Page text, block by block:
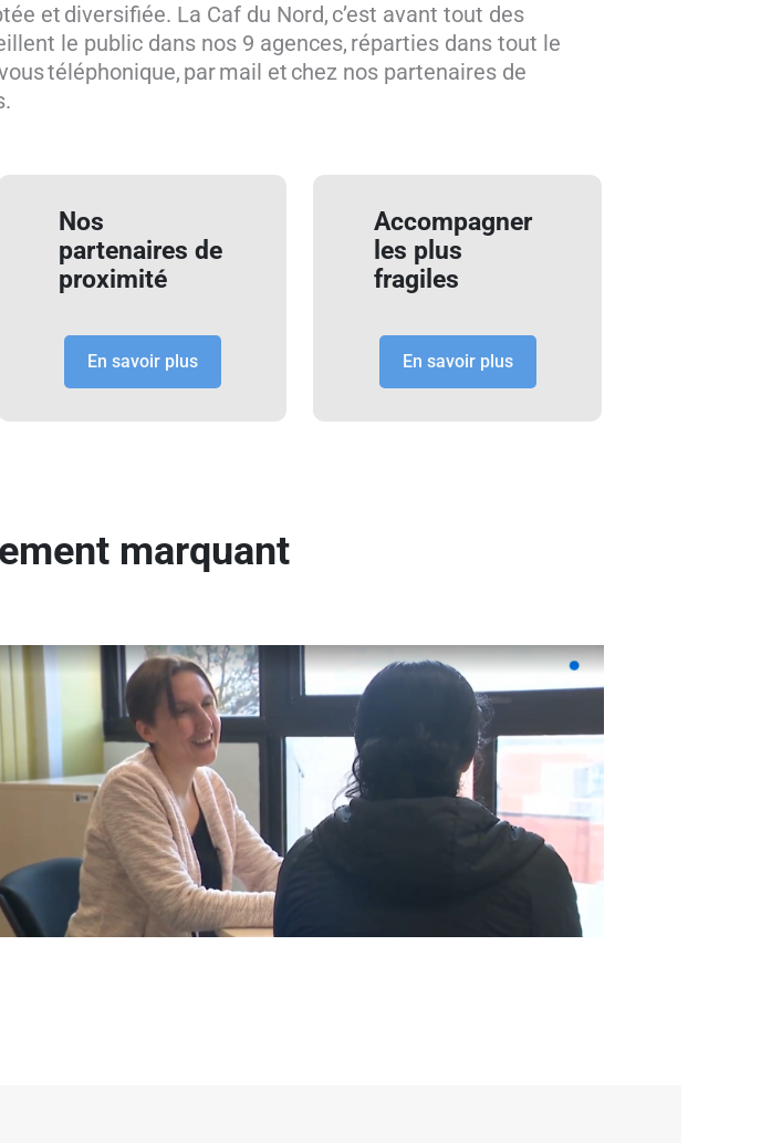
et diversifiée. La Caf du Nord, c’est avant tout des
le public dans nos 9 agences, réparties dans tout le
téléphonique, par mail et chez nos partenaires de
Nos
partenaires de
proximité
En savoir plus
Accompagner
les plus
fragiles
En savoir plus
marquant